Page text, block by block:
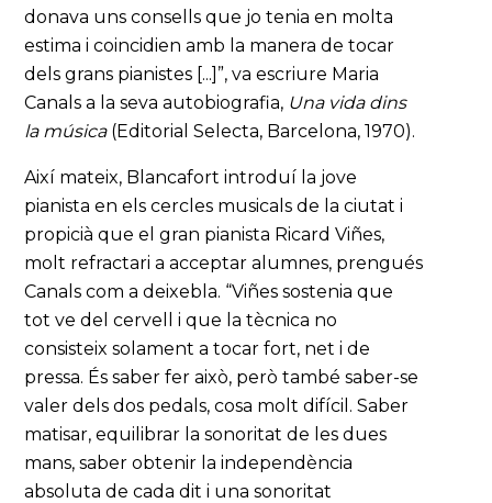
donava uns consells que jo tenia en molta
estima i coincidien amb la manera de tocar
dels grans pianistes [...]”, va escriure Maria
Canals a la seva autobiografia, Una vida dins
la música (Editorial Selecta, Barcelona, 1970).
Així mateix, Blancafort introduí la jove
pianista en els cercles musicals de la ciutat i
propicià que el gran pianista Ricard Viñes,
molt refractari a acceptar alumnes, prengués
Canals com a deixebla. “Viñes sostenia que
tot ve del cervell i que la tècnica no
consisteix solament a tocar fort, net i de
pressa. És saber fer això, però també saber-se
valer dels dos pedals, cosa molt difícil. Saber
matisar, equilibrar la sonoritat de les dues
mans, saber obtenir la independència
absoluta de cada dit i una sonoritat